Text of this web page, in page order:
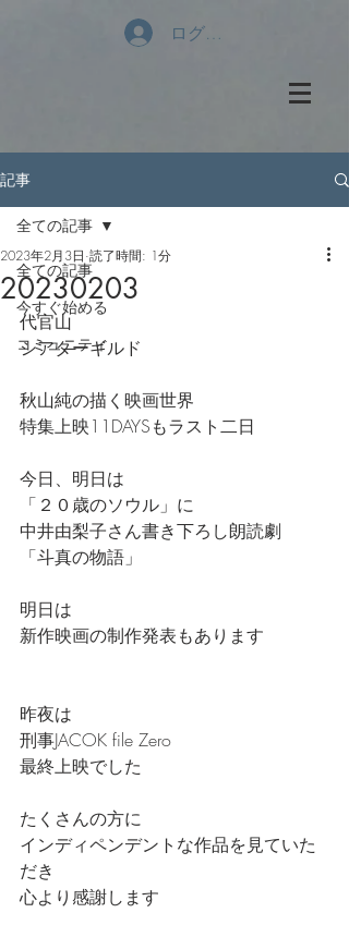
ログイン
記事
全ての記事
今すぐ始める
コミュニティ
全ての記事
20230203
2023年2月3日 読了時間: 1分
代官山
シアターギルド
秋山純の描く映画世界
特集上映11DAYSもラスト二日
今日、明日は
「２０歳のソウル」に
中井由梨子さん書き下ろし朗読劇
「斗真の物語」
明日は
新作映画の制作発表もあります
昨夜は
刑事JACOK file Zero
最終上映でした
たくさんの方に
インディペンデントな作品を見ていた
だき
心より感謝します